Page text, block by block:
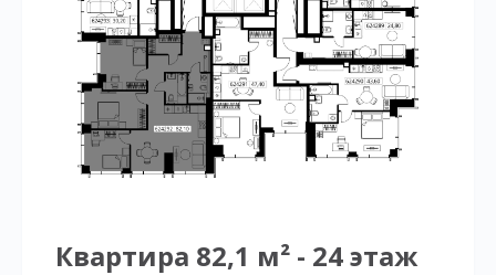
Квартира 82,1 м² - 24 этаж